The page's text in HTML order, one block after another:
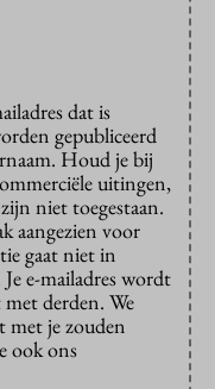
dat is
gepubliceerd
Houd je bij
uitingen,
niet toegestaan.
aangezien voor
gaat niet in
e-mailadres wordt
derden. We
met je zouden
ook ons